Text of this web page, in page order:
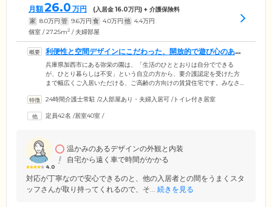
月額26.0 万円 (入居金16.0万円) + 介護保険料
家 8.0万円 管 9.6万円 食 4.0万円 他 4.4万円
個室 / 27.25m2 / 夫婦部屋
利便性と空間デザインにこだわった、開放的で遊び心のある
お住まいです
兵庫県加西市にある弥栄の園は、「生活のひととおりは自分でできる
が、ひとり暮らしは不安」という自立の方から、要介護認定を受けた方
まで幅広くご入居いただける、ご高齢の方向けの賃貸住宅です。みなさ
心とさりげないおしゃれを追求した空間づくりにこだわっております。
ーを設定した完全個室のお部屋で気持ちのおもむくまま、ゆったりとお
す。
24時間介護士常駐 /2人部屋あり・夫婦入居可 /トイレ付き居室
定員42名 /居室40室 /
4.0
温かみのあるデザインの外観と内装
自宅から遠く車で時間がかかる
対応が丁寧なので安心できるのと、他の入居者との間をうまくスタ
ッフさんが取り持ってくれるので、そ... 続きを見る